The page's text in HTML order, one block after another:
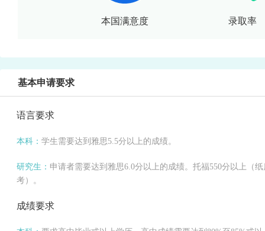
本国满意度 录取率
基本申请要求
语言要求
本科： 学生需要达到雅思5.5分以上的成绩。
研究生： 申请者需要达到雅思6.0分以上的成绩。托福550分以上（
考）。
成绩要求